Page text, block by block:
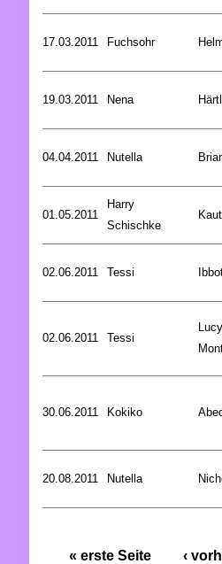
17.03.2011 Fuchsohr
19.03.2011 Nena
04.04.2011 Nutella
01.05.2011
Harry
Schischke
02.06.2011 Tessi
02.06.2011 Tessi
30.06.2011 Kokiko
20.08.2011 Nutella
« erste Seite ‹